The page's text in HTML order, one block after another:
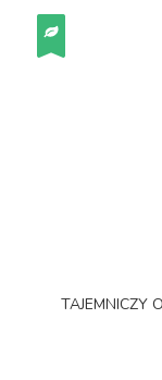
TAJEMNICZY